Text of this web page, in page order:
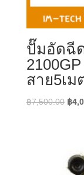
ปั๊มอัดฉี
สาย5เม
฿7,500.00 ฿